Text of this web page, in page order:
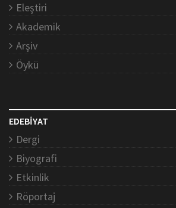
Eleştiri
Akademik
Arşiv
Öykü
EDEBİYAT
Dergi
Biyografi
Etkinlik
Röportaj